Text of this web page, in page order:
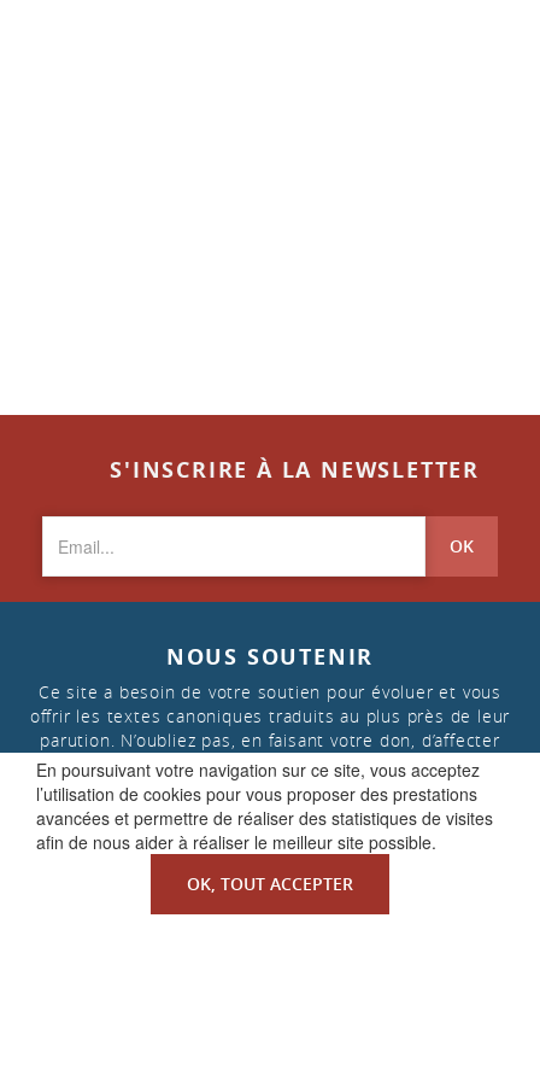
En poursuivant votre navigation sur ce site, vous acceptez
l’utilisation de cookies pour vous proposer des prestations
avancées et permettre de réaliser des statistiques de visites
afin de nous aider à réaliser le meilleur site possible.
OK, TOUT ACCEPTER
S'INSCRIRE À LA NEWSLETTER
OK
NOUS SOUTENIR
Ce site a besoin de votre soutien pour évoluer et vous
offrir les textes canoniques traduits au plus près de leur
parution. N’oubliez pas, en faisant votre don, d’affecter
celui-ci aux « projets de la Faculté de Droit canonique »
FAIRE UN DON